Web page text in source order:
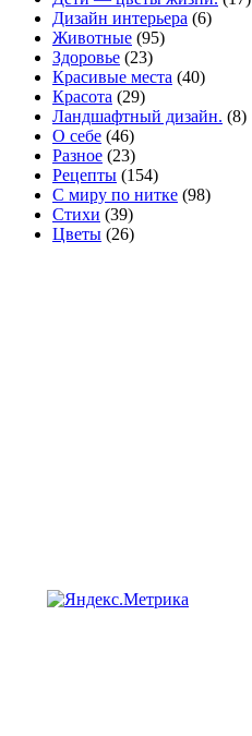
Дизайн интерьера (6)
Животные (95)
Здоровье (23)
Красивые места (40)
Красота (29)
Ландшафтный дизайн. (8)
О себе (46)
Разное (23)
Рецепты (154)
С миру по нитке (98)
Стихи (39)
Цветы (26)